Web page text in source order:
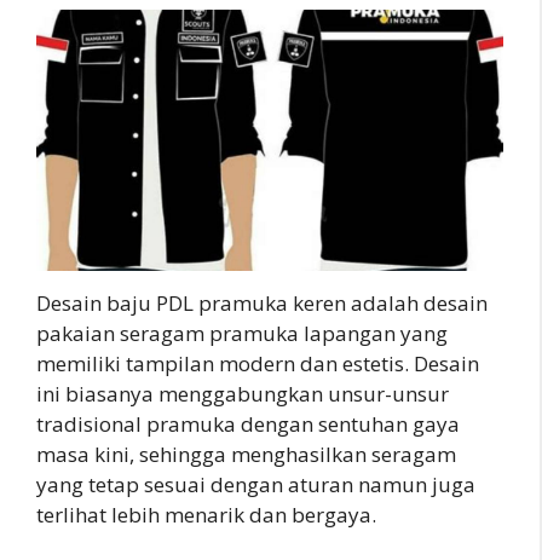
Desain baju PDL pramuka keren adalah desain
pakaian seragam pramuka lapangan yang
memiliki tampilan modern dan estetis. Desain
ini biasanya menggabungkan unsur-unsur
tradisional pramuka dengan sentuhan gaya
masa kini, sehingga menghasilkan seragam
yang tetap sesuai dengan aturan namun juga
terlihat lebih menarik dan bergaya.